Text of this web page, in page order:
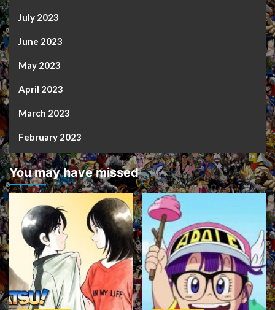
July 2023
June 2023
May 2023
April 2023
March 2023
February 2023
You may have missed